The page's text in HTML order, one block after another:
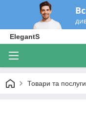
ElegantS
Товари та послуги